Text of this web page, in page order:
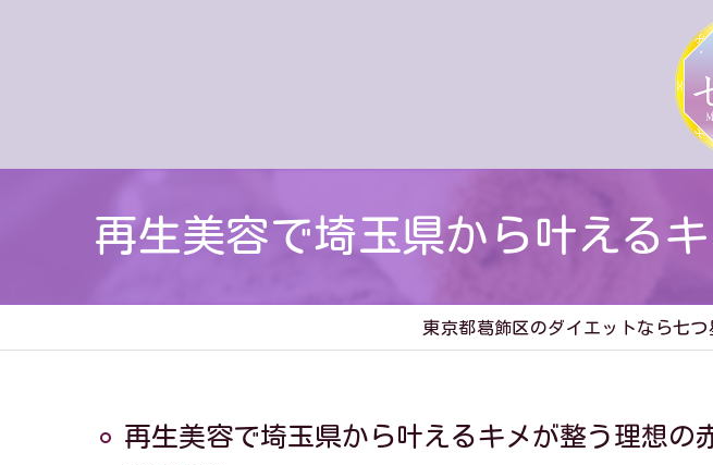
再生美容で埼玉県から叶える
東京都葛飾区のダイエットなら七つ
再生美容で埼玉県から叶えるキメが整う理想の